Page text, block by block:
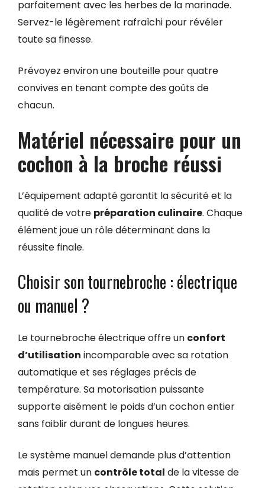
parfaitement avec les herbes de la marinade.
Servez-le légèrement rafraîchi pour révéler
toute sa finesse.
Prévoyez environ une bouteille pour quatre
convives en tenant compte des goûts de
chacun.
Matériel nécessaire pour un
cochon à la broche réussi
L’équipement adapté garantit la sécurité et la
qualité de votre préparation culinaire. Chaque
élément joue un rôle déterminant dans la
réussite finale.
Choisir son tournebroche : électrique
ou manuel ?
Le tournebroche électrique offre un confort
d’utilisation incomparable avec sa rotation
automatique et ses réglages précis de
température. Sa motorisation puissante
supporte aisément le poids d’un cochon entier
sans faiblir durant de longues heures.
Le système manuel demande plus d’attention
mais permet un contrôle total de la vitesse de